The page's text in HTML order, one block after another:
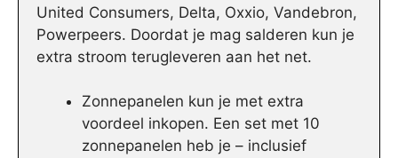
United Consumers, Delta, Oxxio, Vandebron,
Powerpeers. Doordat je mag salderen kun je
extra stroom terugleveren aan het net.
Zonnepanelen kun je met extra
voordeel inkopen. Een set met 10
zonnepanelen heb je – inclusief